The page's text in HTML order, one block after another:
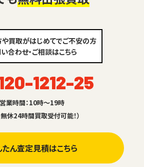
買取がはじめてでご不安の方
合わせ・ご相談はこちら
1212-25
営業時間：10時～19時
無休24時間買取受付可能！）
ん査定見積はこちら